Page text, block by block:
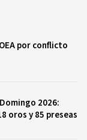
por conflicto
2026:
oros y 85 preseas